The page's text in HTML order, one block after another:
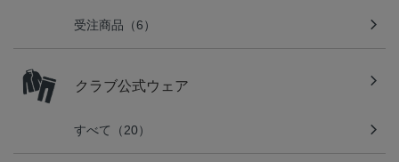
受注商品（6）
クラブ公式ウェア
すべて（20）